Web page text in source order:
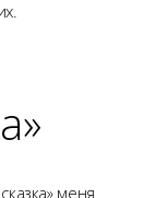
меня